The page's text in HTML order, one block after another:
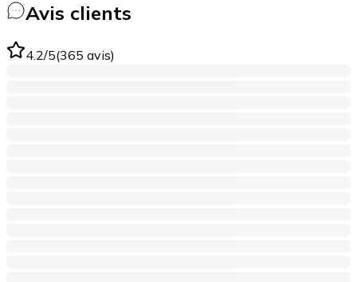
Avis clients
4.2/5(365 avis)